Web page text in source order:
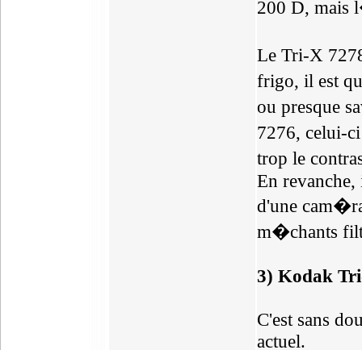
200 D, mais
Le Tri-X
frigo, il est
ou presque
7276, celui-
trop le
En
d'une
m�chants
3) Kodak
C'est sans
actuel.